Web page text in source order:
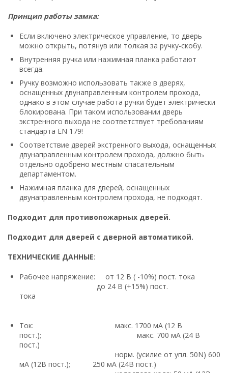
Принцип работы замка:
Если включено электрическое управление, то дверь
можно открыть, потянув или толкая за ручку-скобу.
Внутренняя ручка или нажимная планка работают
всегда.
Ручку возможно использовать также в дверях,
оснащенных двунаправленным контролем прохода,
однако в этом случае работа ручки будет электрически
блокирована. При таком использовании дверь
экстренного выхода не соответствует требованиям
стандарта EN 179!
Соответствие дверей экстренного выхода, оснащенных
двунаправленным контролем прохода, должно быть
отдельно одобрено местным спасательным
департаментом.
Нажимная планка для дверей, оснащенных
двунаправленным контролем прохода, не подходят.
Подходит для противопожарных дверей.
Подходит для дверей с дверной автоматикой.
ТЕХНИЧЕСКИЕ ДАННЫЕ:
Рабочее напряжение: от 12 В ( -10%) пост. тока
до 24 В (+15%) пост.
тока
Ток: макс. 1700 мА (12 В
пост.); макс. 700 мА (24 В
пост.)
норм. (усилие от упл. 50N) 600
мА (12В пост.); 250 мА (24В пост.)